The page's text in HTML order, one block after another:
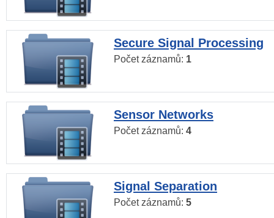
Secure Signal Processing
Počet záznamů: 1
Sensor Networks
Počet záznamů: 4
Signal Separation
Počet záznamů: 5